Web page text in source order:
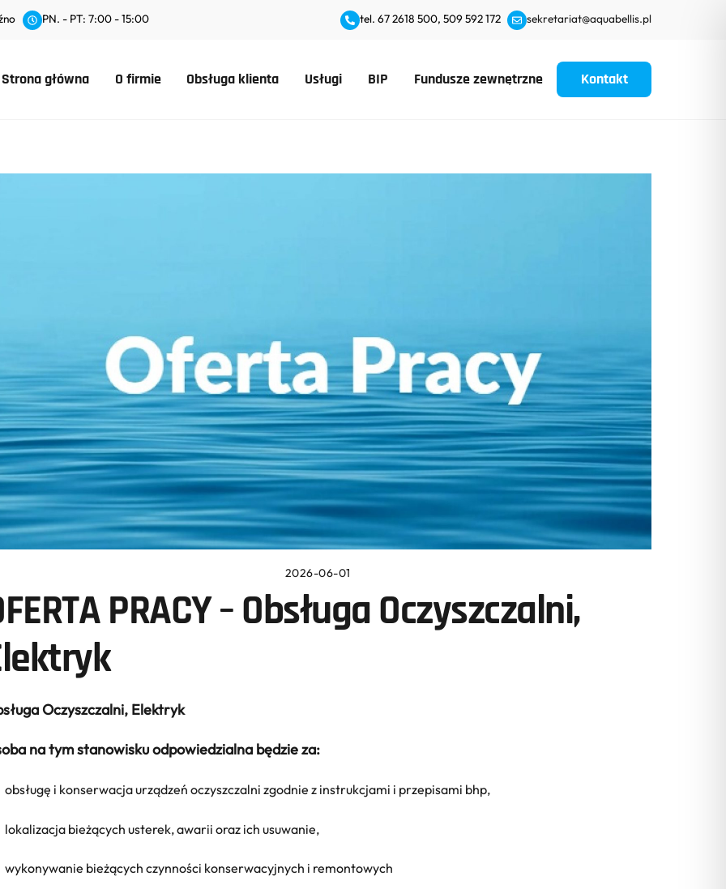
PN. - PT: 7:00 - 15:00 tel. 67 2618 500, 509 592 172 sekretariat@aquabellis.pl
Strona główna O firmie Obsługa klienta Usługi BIP Fundusze zewnętrzne Kontakt
2026-06-01
PRACY – Obsługa Oczyszczalni,
Oczyszczalni, Elektryk
na tym stanowisku odpowiedzialna będzie za:
obsługę i konserwacja urządzeń oczyszczalni zgodnie z instrukcjami i przepisami bhp,
lokalizacja bieżących usterek, awarii oraz ich usuwanie,
wykonywanie bieżących czynności konserwacyjnych i remontowych